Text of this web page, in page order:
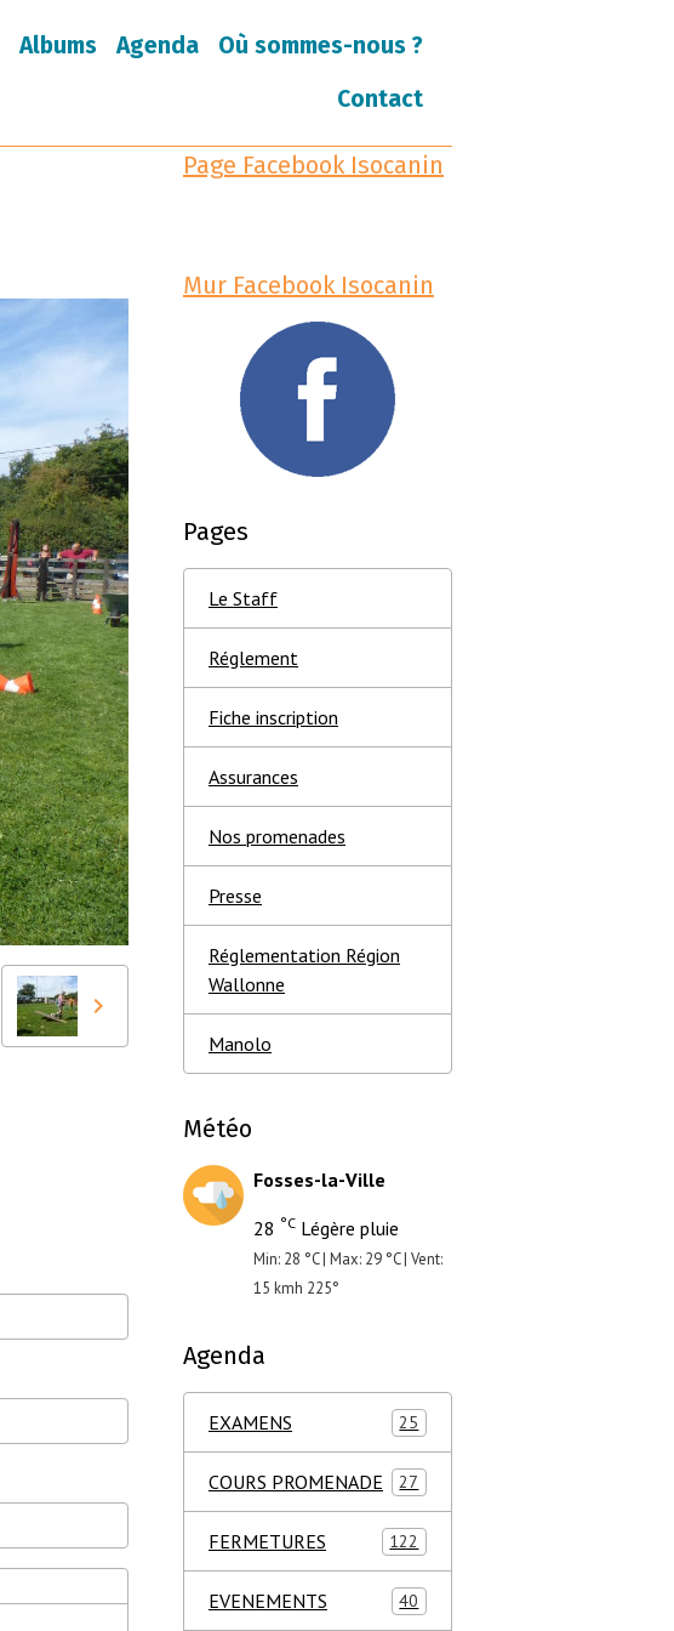
Albums Agenda
Où sommes-nous ?
Contact
Page Facebook Isocanin
Mur Facebook Isocanin
Pages
Le Staff
Réglement
Fiche inscription
Assurances
Nos promenades
Presse
Réglementation Région
Wallonne
Manolo
Météo
Fosses-la-Ville
28 °C Légère pluie
Min: 28 °C | Max: 29 °C | Vent:
15 kmh 225°
Agenda
EXAMENS 25
COURS PROMENADE 27
FERMETURES 122
EVENEMENTS 40